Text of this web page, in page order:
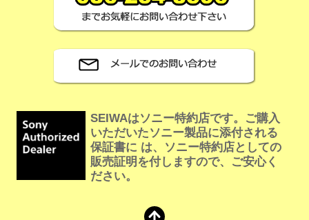
SEIWAはソニー特約店です。ご購入
いただいたソニー製品に添付される
保証書に は、ソニー特約店としての
販売証明を付しますので、ご安心く
ださい。